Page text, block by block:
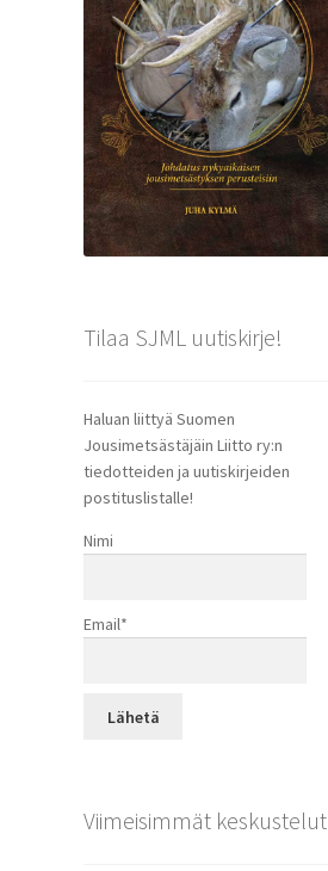
Tilaa SJML uutiskirje!
Haluan liittyä Suomen
Jousimetsästäjäin Liitto ry:n
tiedotteiden ja uutiskirjeiden
postituslistalle!
Nimi
Email*
Viimeisimmät keskustelut